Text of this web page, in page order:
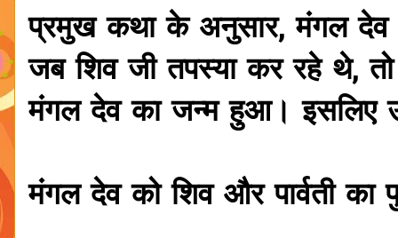
प्रमुख कथा के अनुसार, मंगल
जब शिव जी तपस्या कर रहे थे,
मंगल देव का जन्म हुआ। इसलिए
मंगल देव को शिव और पार्वती का